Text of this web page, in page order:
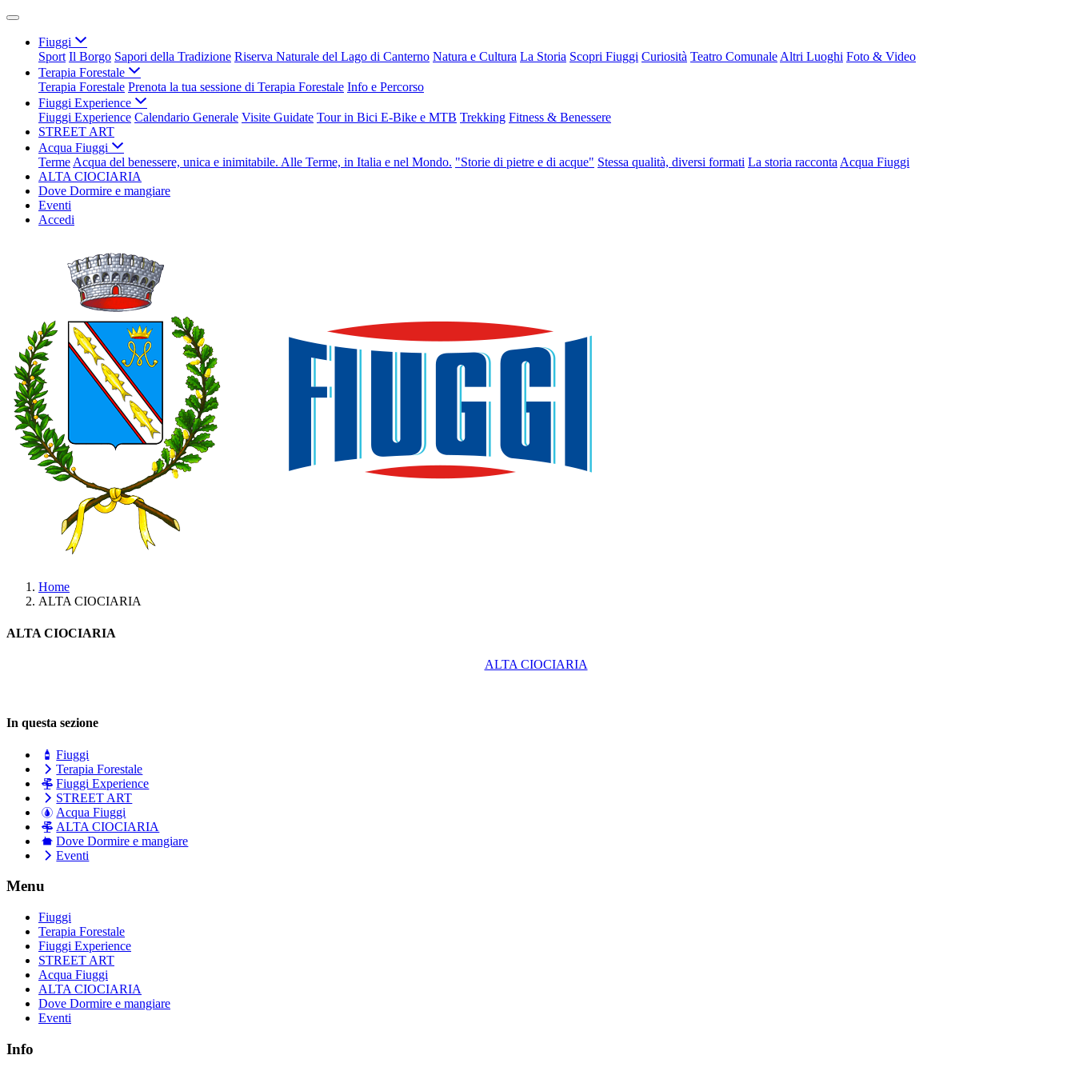
Fiuggi
Sport Il Borgo Sapori della Tradizione Riserva Naturale del Lago di Canterno Natura e Cultura La Storia Scopri Fiuggi Curiosità Teatro Comunale Altri Luoghi Foto & Video
Terapia Forestale
Terapia Forestale Prenota la tua sessione di Terapia Forestale Info e Percorso
Fiuggi Experience
Fiuggi Experience Calendario Generale Visite Guidate Tour in Bici E-Bike e MTB Trekking Fitness & Benessere
STREET ART
Acqua Fiuggi
Terme Acqua del benessere, unica e inimitabile. Alle Terme, in Italia e nel Mondo. "Storie di pietre e di acque" Stessa qualità, diversi formati La storia racconta Acqua Fiuggi
ALTA CIOCIARIA
Dove Dormire e mangiare
Eventi
Accedi
Home
ALTA CIOCIARIA
ALTA CIOCIARIA
ALTA CIOCIARIA
In questa sezione
Fiuggi
Terapia Forestale
Fiuggi Experience
STREET ART
Acqua Fiuggi
ALTA CIOCIARIA
Dove Dormire e mangiare
Eventi
Menu
Fiuggi
Terapia Forestale
Fiuggi Experience
STREET ART
Acqua Fiuggi
ALTA CIOCIARIA
Dove Dormire e mangiare
Eventi
Info